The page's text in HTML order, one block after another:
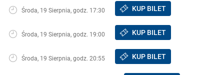
Środa, 19 Sierpnia, godz. 17:30 KUP BILET
Środa, 19 Sierpnia, godz. 19:00 KUP BILET
Środa, 19 Sierpnia, godz. 20:55 KUP BILET